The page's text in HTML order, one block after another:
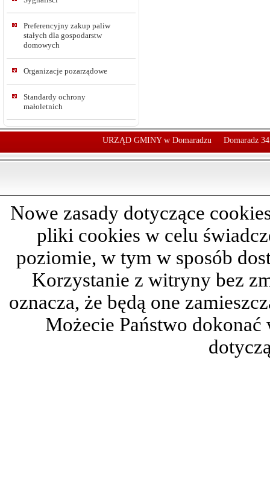
Preferencyjny zakup paliw
stałych dla gospodarstw
domowych
Organizacje pozarządowe
Standardy ochrony
małoletnich
URZĄD GMINY w Domaradzu Domaradz
Nowe zasady dotyczące
pliki cookies w celu
poziomie, w tym w sposób
Korzystanie z witryny bez
oznacza, że będą one
Możecie Państwo